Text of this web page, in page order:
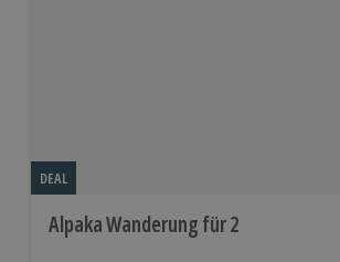
DEAL
Alpaka Wanderung für 2